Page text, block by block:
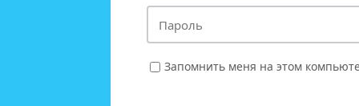
Запомнить меня на этом